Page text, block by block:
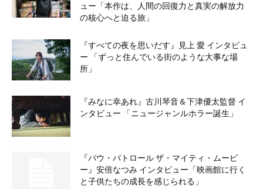
ュー「本作は、人間の回復力と真実の解放力
の核心へと迫る旅」
『すべての夜を思いだす』見上 愛 インタビュ
ー 「ずっと住んでいる街のような大事な場
所」
『みなに幸あれ』古川琴音＆下津優太監督 イ
ンタビュー 「ニュージャンルホラー誕生」
『パウ・パトロール ザ・マイティ・ムービ
ー』安倍なつみ インタビュー「映画館に行く
と子供たちの成長を感じられる」